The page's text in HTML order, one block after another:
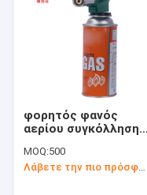
φορητός φανός
αερίου συγκόλλησης
MOQ:500
Λάβετε την πιο πρόσφατη τιμή